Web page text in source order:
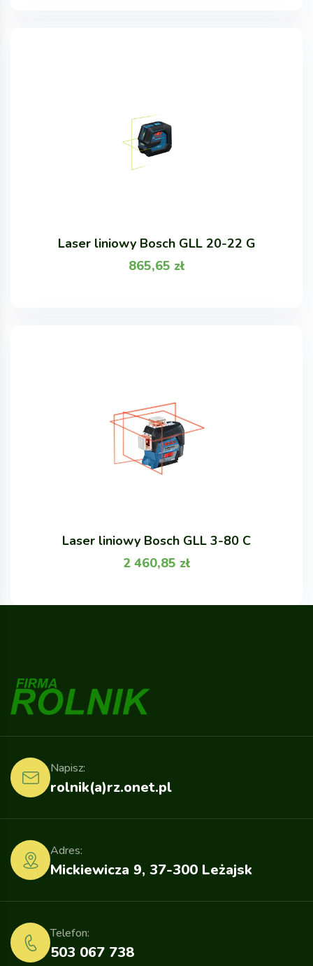
Laser liniowy Bosch GLL 20-22 G
865,65 zł
Laser liniowy Bosch GLL 3-80 C
2 460,85 zł
rolnik(a)rz.onet.pl
Napisz:
Mickiewicza 9, 37-300 Leżajsk
Adres:
503 067 738
Telefon: